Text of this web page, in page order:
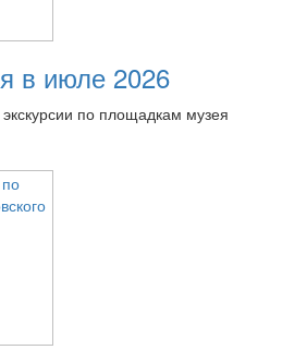
в июле 2026
по площадкам музея